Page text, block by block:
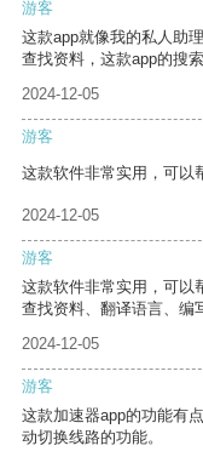
游客
这款app就像我的私人助
查找资料，这款app的搜
2024-12-05
游客
这款软件非常实用，可以
2024-12-05
游客
这款软件非常实用，可以
查找资料、翻译语言、编
2024-12-05
游客
这款加速器app的功能有
动切换线路的功能。